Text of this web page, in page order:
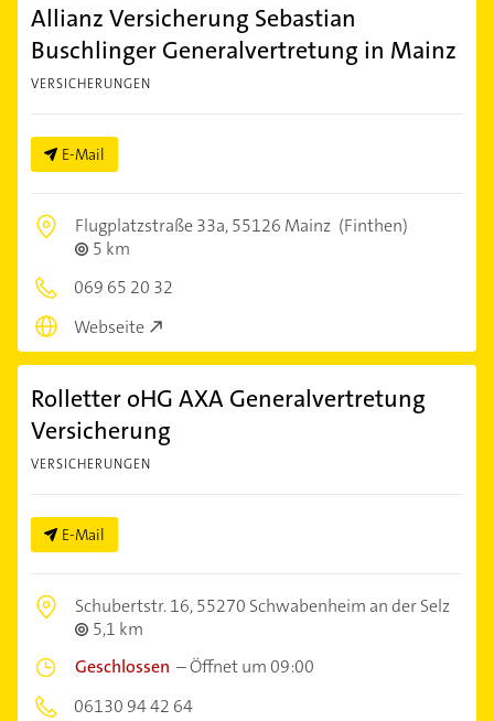
Allianz Versicherung Sebastian
Buschlinger Generalvertretung in Mainz
VERSICHERUNGEN
E-Mail
Flugplatzstraße 33a,55126 Mainz (Finthen)
5 km
069 65 20 32
Webseite
Rolletter oHG AXA Generalvertretung
Versicherung
VERSICHERUNGEN
E-Mail
Schubertstr. 16,55270 Schwabenheim an der Selz
5,1 km
Geschlossen –Öffnet um 09:00
06130 94 42 64